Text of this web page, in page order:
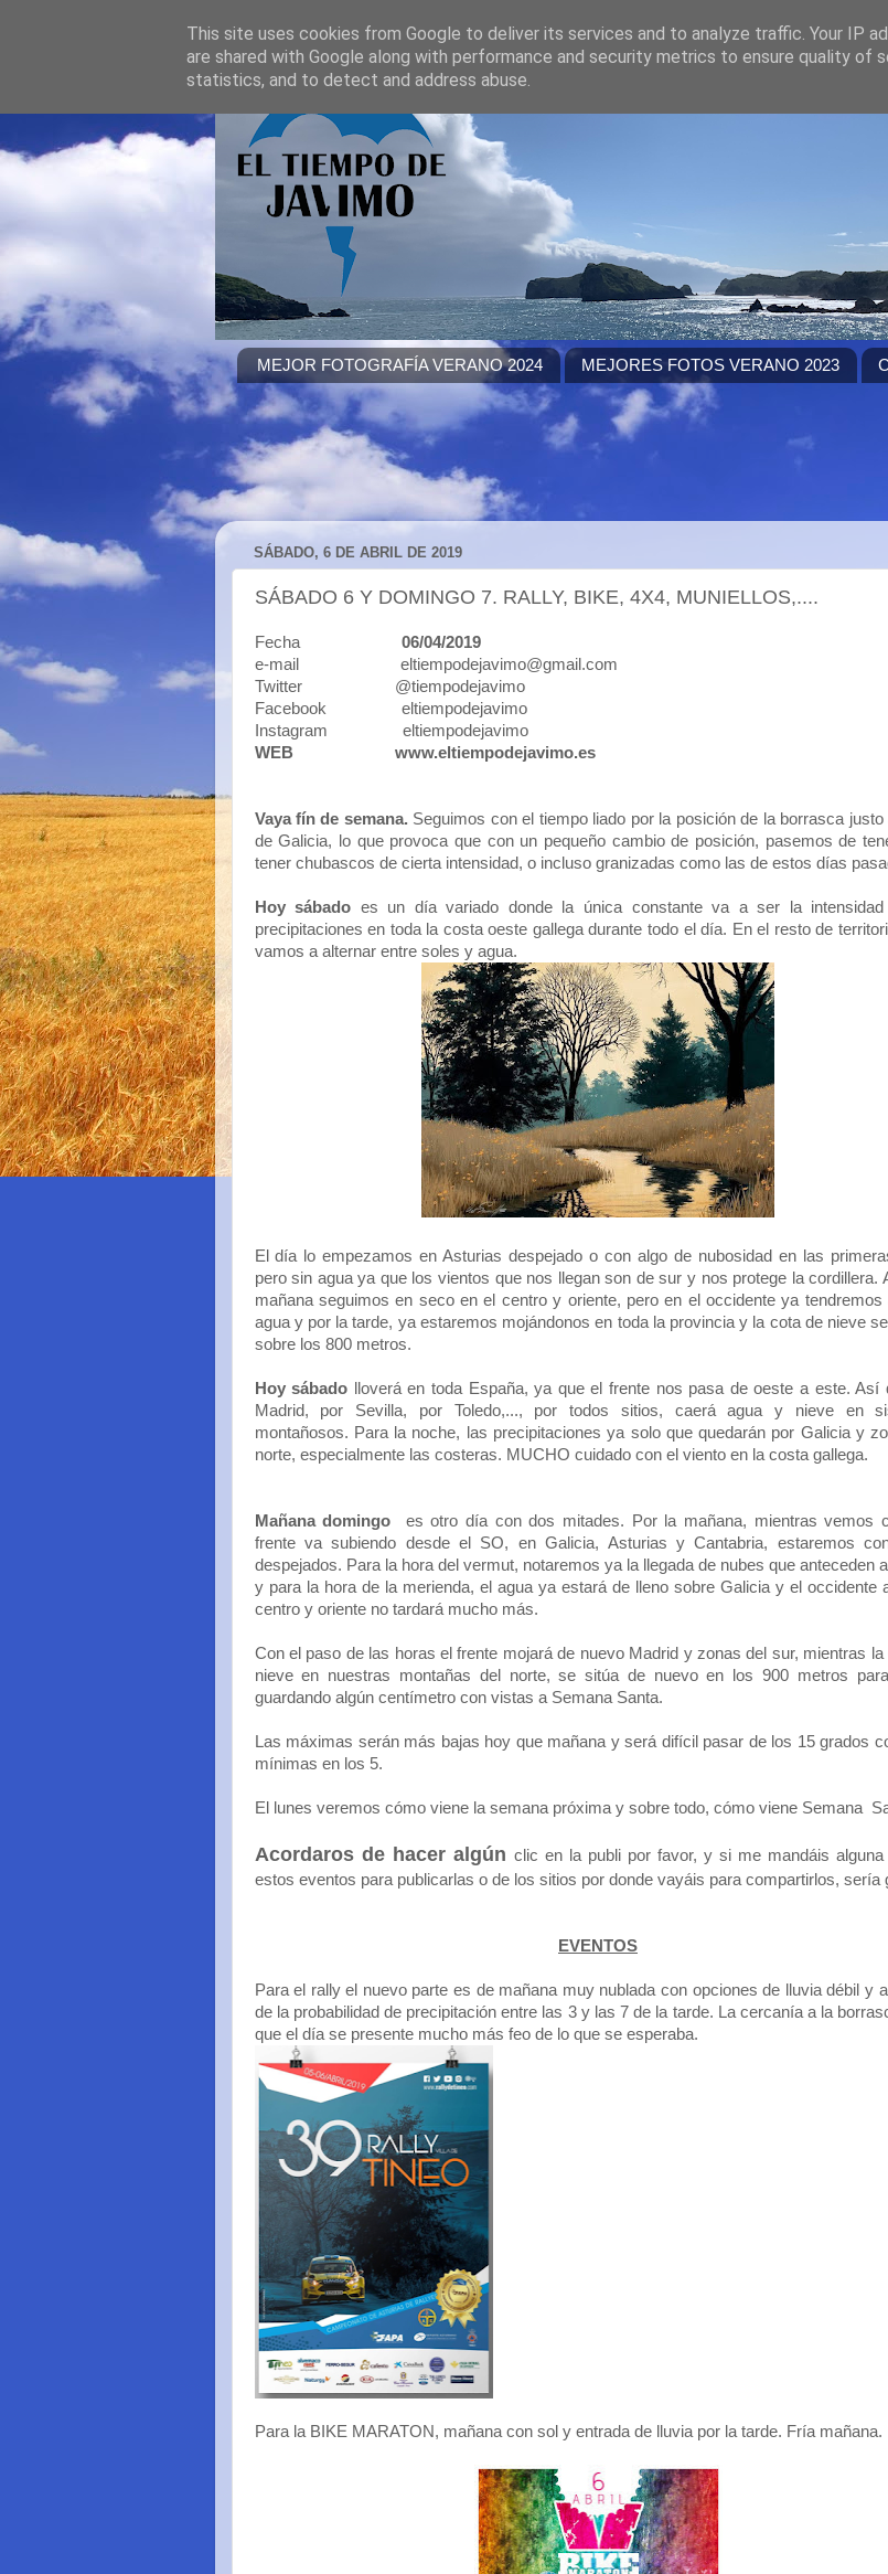
MEJOR FOTOGRAFÍA VERANO 2024 MEJORES FOTOS VERANO 2023
SÁBADO, 6 DE ABRIL DE 2019
SÁBADO 6 Y DOMINGO 7. RALLY, BIKE, 4X4, MUNIELLOS,....
Fecha 06/04/2019
e-mail eltiempodejavimo@gmail.com
Twitter @tiempodejavimo
Facebook eltiempodejavimo
Instagram eltiempodejavimo
WEB
www.eltiempodejavimo.es
Vaya fín de semana. Seguimos con el tiempo liado por la posición de la borrasca justo
de Galicia, lo que provoca que con un pequeño cambio de posición, pasemos de
tener chubascos de cierta intensidad, o incluso granizadas como las de estos días
Hoy sábado es un día variado donde la única constante va a ser la
precipitaciones en toda la costa oeste gallega durante todo el día. En el resto de
vamos a alternar entre soles y agua.
El día lo empezamos en Asturias despejado o con algo de nubosidad en las
pero sin agua ya que los vientos que nos llegan son de sur y nos protege la cordillera.
mañana seguimos en seco en el centro y oriente, pero en el occidente ya tendremos
agua y por la tarde, ya estaremos mojándonos en toda la provincia y la cota de nieve
sobre los 800 metros.
Hoy sábado
lloverá en toda España, ya que el frente nos pasa de oeste a este. Así
Madrid, por Sevilla, por Toledo,..., por todos sitios, caerá agua y nieve en
montañosos. Para la noche, las precipitaciones ya solo que quedarán por Galicia y
norte, especialmente las costeras. MUCHO cuidado con el viento en la costa gallega.
Mañana domingo
es otro día con dos mitades. Por la mañana, mientras vemos
frente va subiendo desde el SO, en Galicia, Asturias y Cantabria, estaremos
despejados. Para la hora del vermut, notaremos ya la llegada de nubes que anteceden
y para la hora de la merienda, el agua ya estará de lleno sobre Galicia y el occidente
centro y oriente no tardará mucho más.
Con el paso de las horas el frente mojará de nuevo Madrid y zonas del sur, mientras la
nieve en nuestras montañas del norte, se sitúa de nuevo en los 900 metros
guardando algún centímetro con vistas a Semana Santa.
Las máximas serán más bajas hoy que mañana y será difícil pasar de los 15 grados
mínimas en los 5.
El lunes veremos cómo viene la semana próxima y sobre todo, cómo viene Semana
Acordaros de hacer algún clic en la publi por favor, y si me mandáis
estos eventos para publicarlas o de los sitios por donde vayáis para compartirlos, sería
EVENTOS
Para el rally el nuevo parte es de mañana muy nublada con opciones de lluvia débil y
de la probabilidad de precipitación entre las 3 y las 7 de la tarde. La cercanía a la
que el día se presente mucho más feo de lo que se esperaba.
Para la BIKE MARATON, mañana con sol y entrada de lluvia por la tarde. Fría mañana.
This site uses cookies from Google to deliver its services and to analyze traffic. Your IP
are shared with Google along with performance and security metrics to ensure quality of
statistics, and to detect and address abuse.